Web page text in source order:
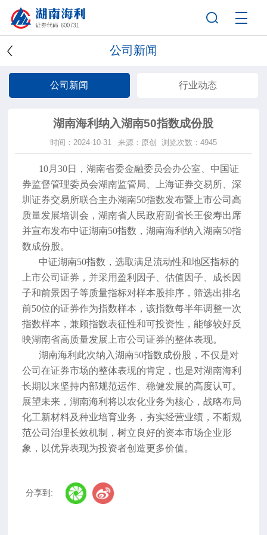
公司新闻
公司新闻 行业动态
湖南海利纳入湖南50指数成份股
时间：2024-10-31 来源：原创 浏览次数：4945
10月30日，湖南省委金融委员会办公室、中国证
券监督管理委员会湖南监管局、上海证券交易所、深
圳证券交易所联合主办湖南50指数发布暨上市公司高
质量发展培训会，湖南省人民政府副省长王俊寿出席
并宣布发布中证湖南50指数，湖南海利纳入湖南50指
数成份股。
中证湖南50指数，选取满足流动性和地区指标的
上市公司证券，并采用盈利因子、估值因子、成长因
子和前景因子等质量指标对样本股排序，筛选出排名
前50位的证券作为指数样本，该指数每半年调整一次
指数样本，兼顾指数表征性和可投资性，能够较好反
映湖南省高质量发展上市公司证券的整体表现。
湖南海利此次纳入湖南50指数成份股，不仅是对
公司在证券市场的整体表现的肯定，也是对湖南海利
长期以来坚持内部规范运作、稳健发展的高度认可。
展望未来，湖南海利将以农化业务为核心，战略布局
化工新材料及种业培育业务，夯实经营业绩，不断规
范公司治理长效机制，树立良好的资本市场企业形
象，以优异表现为投资者创造更多价值。
分享到: